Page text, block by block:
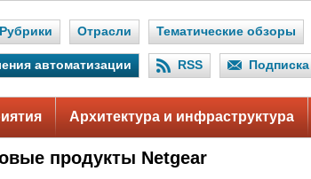
Рубрики Отрасли Тематические обзоры
автоматизации RSS Подписка
Архитектура и инфраструктура
продукты Netgear